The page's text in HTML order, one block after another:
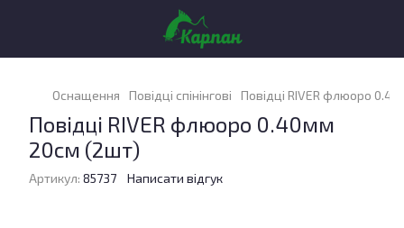
Оснащення Повідці спінінгові Повідці RIVER флюоро
Повідці RIVER флюоро 0.40мм
20см (2шт)
Артикул: 85737 Написати відгук